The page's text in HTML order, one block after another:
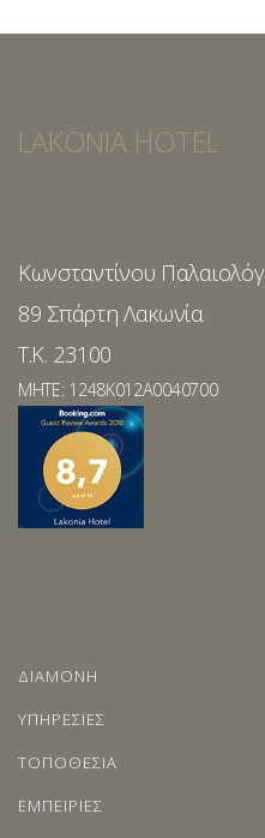
LAKONIA HOTEL
Κωνσταντίνου
89 Σπάρτη Λακωνία
T.K. 23100
MHTE: 1248K012A0040700
ΔΙΑΜΟΝΗ
ΥΠΗΡΕΣΙΕΣ
ΤΟΠΟΘΕΣΙΑ
ΕΜΠΕΙΡΙΕΣ